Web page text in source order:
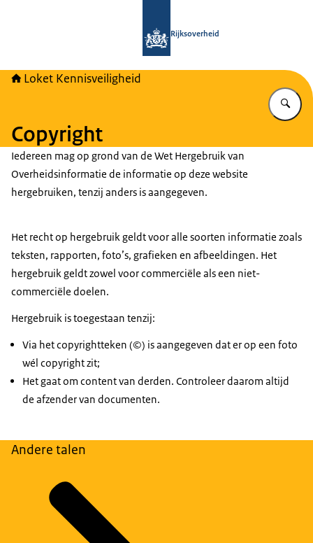
Rijksoverheid
Loket Kennisveiligheid
Copyright
Iedereen mag op grond van de Wet Hergebruik van
Overheidsinformatie de informatie op deze website
hergebruiken, tenzij anders is aangegeven.
Het recht op hergebruik geldt voor alle soorten informatie zoals
teksten, rapporten, foto’s, grafieken en afbeeldingen. Het
hergebruik geldt zowel voor commerciële als een niet-
commerciële doelen.
Hergebruik is toegestaan tenzij:
Via het copyrightteken (©) is aangegeven dat er op een foto
wél copyright zit;
Het gaat om content van derden. Controleer daarom altijd
de afzender van documenten.
Andere talen